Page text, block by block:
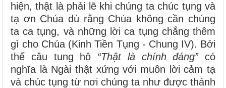
hiện, thật là phải lẽ khi chúng ta chúc tụng và
tạ ơn Chúa dù rằng Chúa không cần chúng
ta ca tụng, và những lời ca tụng chẳng thêm
gì cho Chúa (Kinh Tiền Tụng - Chung IV). Bởi
thế câu tung hô “Thật là chính đáng”có
nghĩa là Ngài thật xứng với muôn lời cảm tạ
và chúc tụng từ nơi chúng ta như được thánh